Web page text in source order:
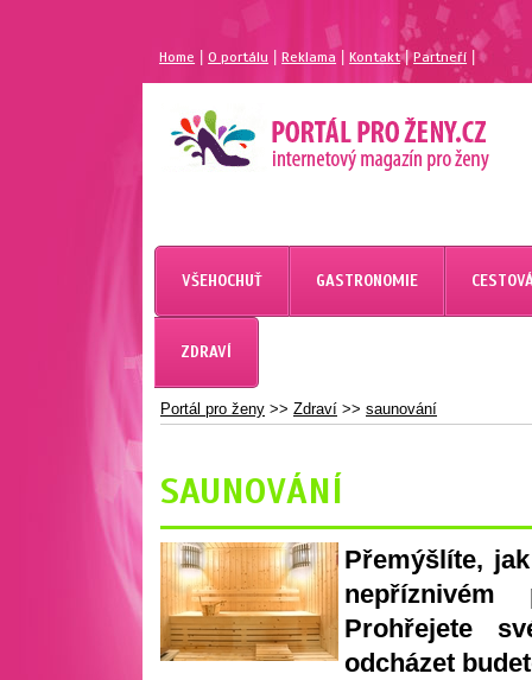
Home |O portálu Reklama Kontakt| Partneří
MAGAZÍN PRO ŽENY
PORTÁL PRO ŽENY.CZ
VŠEHOCHUŤ GASTRONOMIE
ZDRAVÍ
Portál pro ženy >> Zdraví >> saunování
SAUNOVÁNÍ
Přemýšlíte,
Prohřejete
odcházet